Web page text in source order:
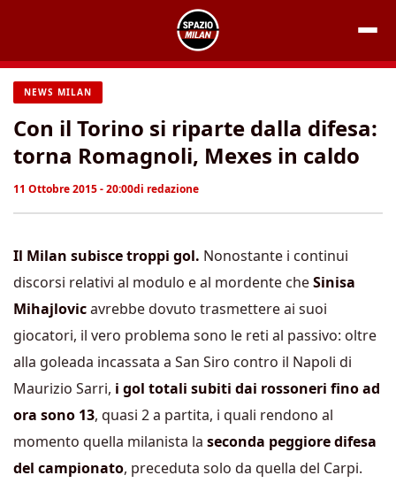
contenuto
NEWS MILAN
Con il Torino si riparte dalla difesa:
torna Romagnoli, Mexes in caldo
11 Ottobre 2015 - 20:00di redazione
Il Milan subisce troppi gol. Nonostante i continui
discorsi relativi al modulo e al mordente cheSinisa
Mihajlovicavrebbe dovuto trasmettere ai suoi
giocatori, il vero problema sono le reti al passivo: oltre
alla goleada incassata a San Siro contro il Napoli di
Maurizio Sarri, i gol totali subiti dai rossoneri fino ad
ora sono 13, quasi 2 a partita, i quali rendono al
momento quella milanista la seconda peggiore difesa
del campionato, preceduta solo da quella del Carpi.